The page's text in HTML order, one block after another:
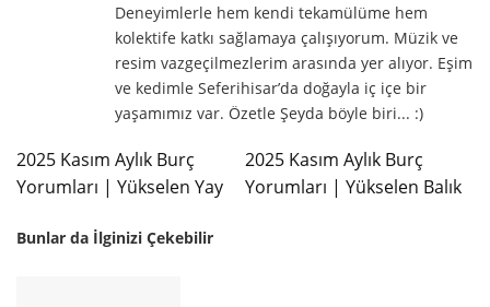
Deneyimlerle hem kendi tekamülüme hem
kolektife katkı sağlamaya çalışıyorum. Müzik ve
resim vazgeçilmezlerim arasında yer alıyor. Eşim
ve kedimle Seferihisar’da doğayla iç içe bir
yaşamımız var. Özetle Şeyda böyle biri... :)
2025 Kasım Aylık Burç
Yorumları | Yükselen Yay
2025 Kasım Aylık Burç
Yorumları | Yükselen Balık
Bunlar da İlginizi Çekebilir